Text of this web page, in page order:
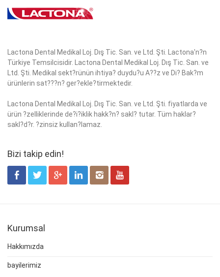
Lactona Dental Medikal Loj. Dış Tic. San. ve Ltd. Şti. Lactona'n?n
Türkiye Temsilcisidir. Lactona Dental Medikal Loj. Dış Tic. San. ve
Ltd. Şti. Medikal sekt?rünün ihtiya? duydu?u A??z ve Di? Bak?m
ürünlerin sat???n? ger?ekle?tirmektedir.
Lactona Dental Medikal Loj. Dış Tic. San. ve Ltd. Şti. fiyatlarda ve
ürün ?zelliklerinde de?i?iklik hakk?n? sakl? tutar. Tüm haklar?
sakl?d?r. ?zinsiz kullan?lamaz.
Bizi takip edin!
Kurumsal
Hakkımızda
bayilerimiz